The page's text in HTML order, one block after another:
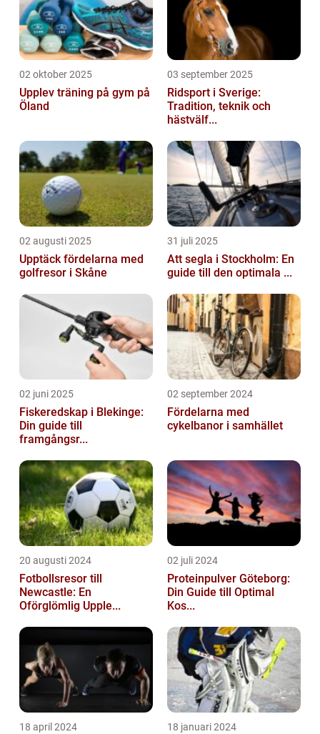
02 oktober 2025
Upplev träning på gym på
Öland
03 september 2025
Ridsport i Sverige:
Tradition, teknik och
hästvälf...
02 augusti 2025
Upptäck fördelarna med
golfresor i Skåne
31 juli 2025
Att segla i Stockholm: En
guide till den optimala ...
02 juni 2025
Fiskeredskap i Blekinge:
Din guide till
framgångsr...
02 september 2024
Fördelarna med
cykelbanor i samhället
20 augusti 2024
Fotbollsresor till
Newcastle: En
Oförglömlig Upple...
02 juli 2024
Proteinpulver Göteborg:
Din Guide till Optimal
Kos...
18 april 2024 18 januari 2024